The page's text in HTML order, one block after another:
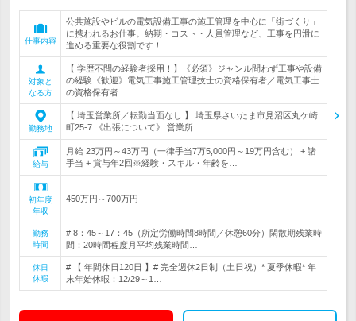
仕事内容
公共施設やビルの電気設備工事の施工管理を中心に「街づくり」
に携われるお仕事。納期・コスト・人員管理など、工事を円滑に
進める重要な役割です！
対象と
なる方
【 学歴不問の経験者採用！】《必須》ジャンル問わず工事や設備
の経験《歓迎》電気工事施工管理技士の資格保有者／電気工事士
の資格保有者
勤務地
【 埼玉営業所／転勤当面なし 】 埼玉県さいたま市見沼区丸ケ崎
町25-7 《出張について》 営業所…
給与
月給 23万円～43万円（一律手当7万5,000円～19万円含む） + 諸
手当 + 賞与年2回※経験・スキル・年齢を…
初年度
年収
450万円～700万円
勤務
時間
# 8：45～17：45（所定労働時間8時間／休憩60分）閑散期残業時
間：20時間程度月平均残業時間…
休日
休暇
# 【 年間休日120日 】# 完全週休2日制（土日祝）* 夏季休暇* 年
末年始休暇：12/29～1…